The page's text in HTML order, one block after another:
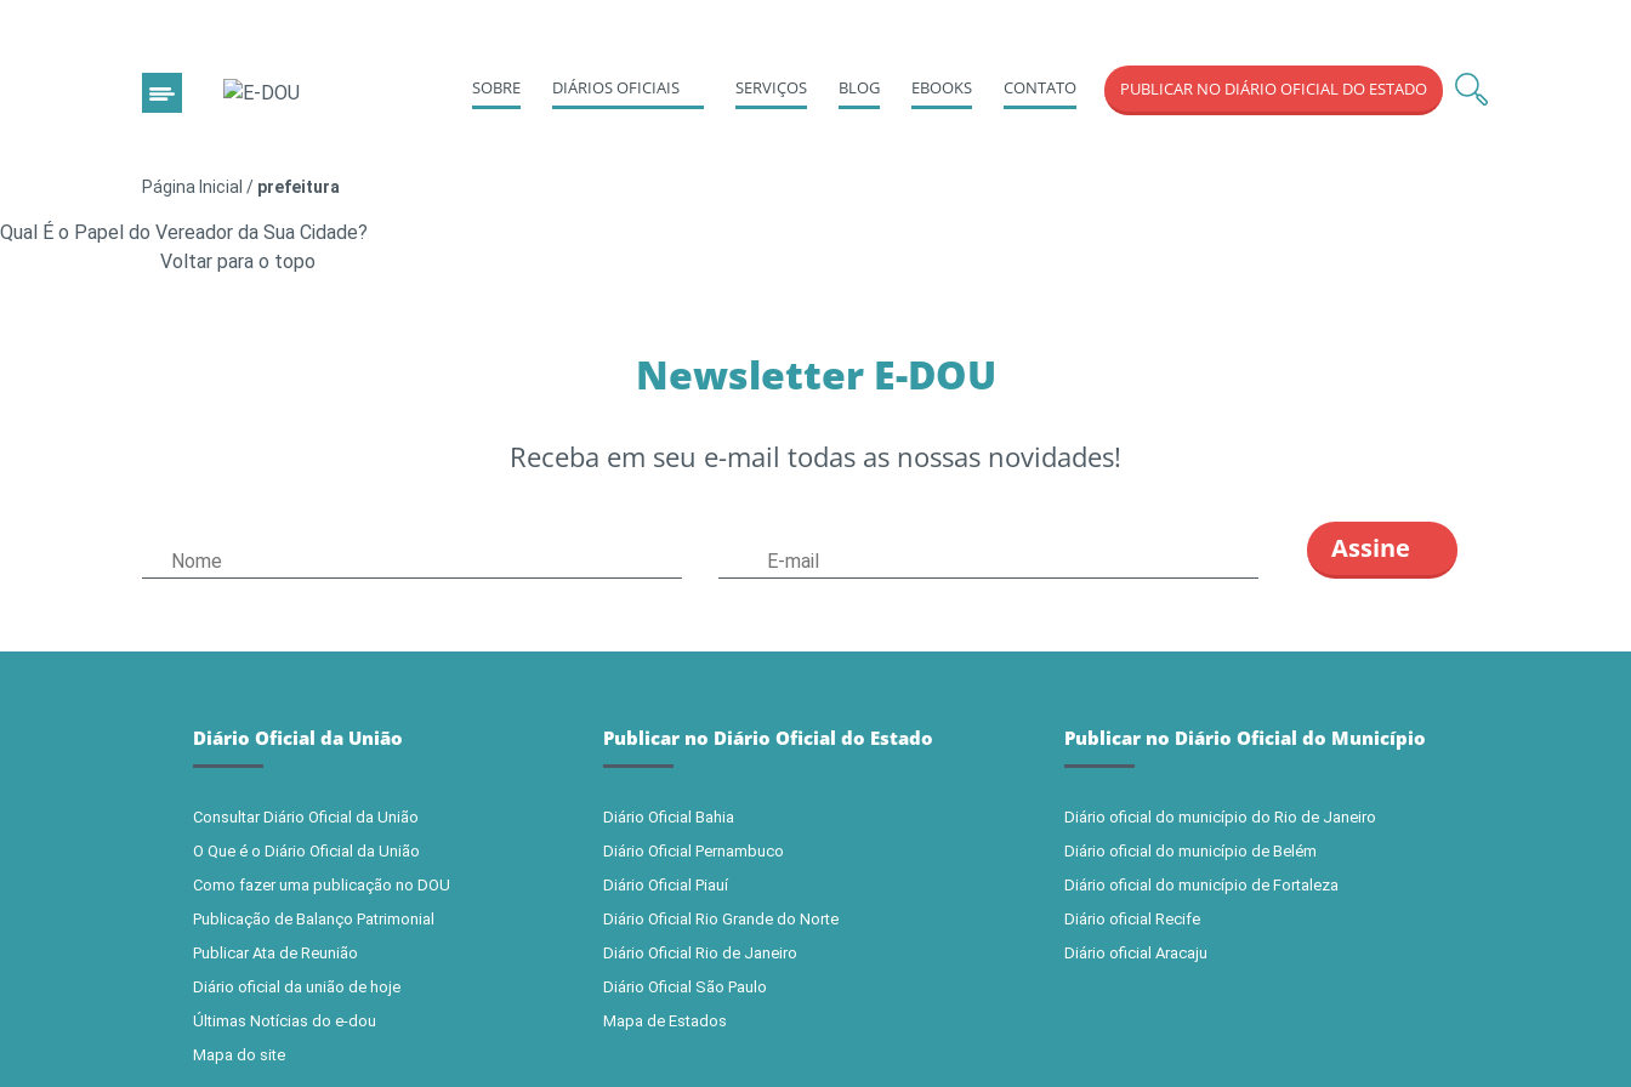
SOBRE DIÁRIOS OFICIAIS SERVIÇOS BLOG EBOOKS CONTATO PUBLICAR NO DIÁRIO OFICIAL DO ESTADO
Página Inicial / prefeitura
Qual É o Papel do Vereador da Sua Cidade?
Voltar para o topo
Newsletter E-DOU
Receba em seu e-mail todas as nossas novidades!
Diário Oficial da União
Consultar Diário Oficial da União
O Que é o Diário Oficial da União
Como fazer uma publicação no DOU
Publicação de Balanço Patrimonial
Publicar Ata de Reunião
Diário oficial da união de hoje
Últimas Notícias do e-dou
Mapa do site
Publicar no Diário Oficial do Estado
Diário Oficial Bahia
Diário Oficial Pernambuco
Diário Oficial Piauí
Diário Oficial Rio Grande do Norte
Diário Oficial Rio de Janeiro
Diário Oficial São Paulo
Mapa de Estados
Publicar no Diário Oficial do Município
Diário oficial do município do Rio de Janeiro
Diário oficial do município de Belém
Diário oficial do município de Fortaleza
Diário oficial Recife
Diário oficial Aracaju